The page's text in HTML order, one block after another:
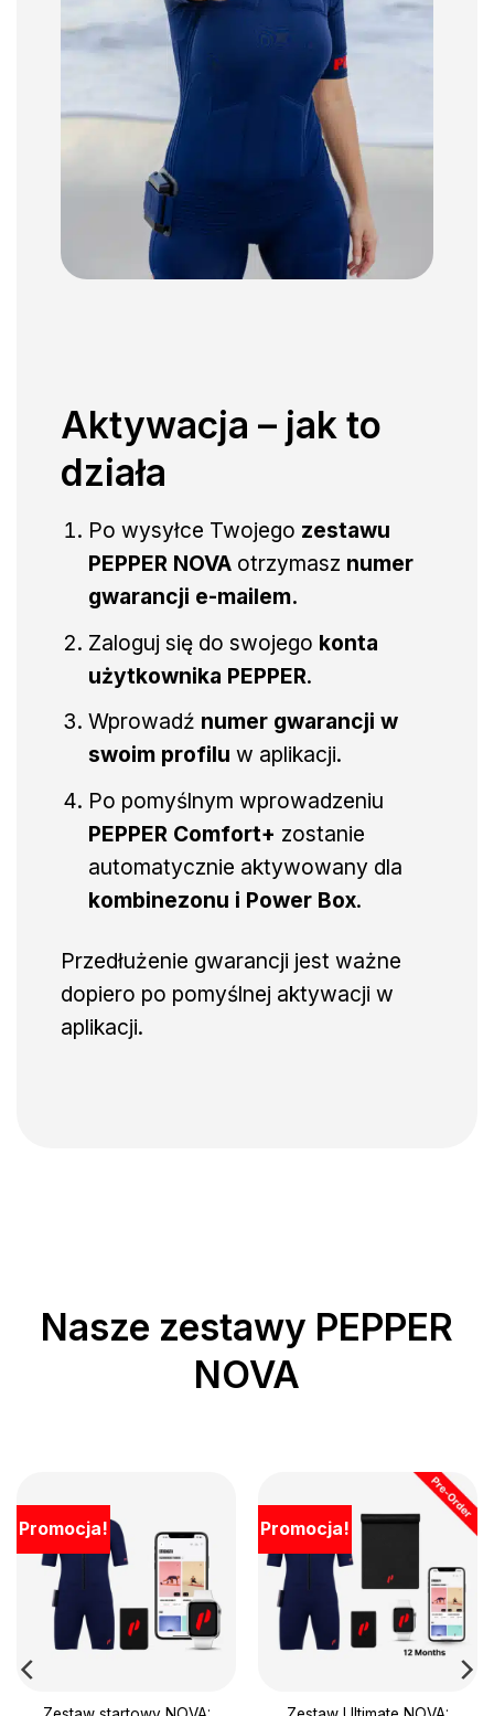
Aktywacja – jak to
działa
Po wysyłce Twojego zestawu
PEPPER NOVAotrzymasz numer
gwarancji e-mailem.
Zaloguj się do swojego konta
użytkownika PEPPER.
Wprowadź numer gwarancji w
swoim profilu w aplikacji.
Po pomyślnym wprowadzeniu
PEPPER Comfort+ zostanie
automatycznie aktywowany dla
kombinezonu i Power Box.
Przedłużenie gwarancji jest ważne
dopiero po pomyślnej aktywacji w
aplikacji.
Nasze zestawy PEPPER
NOVA
Promocja! Promocja!